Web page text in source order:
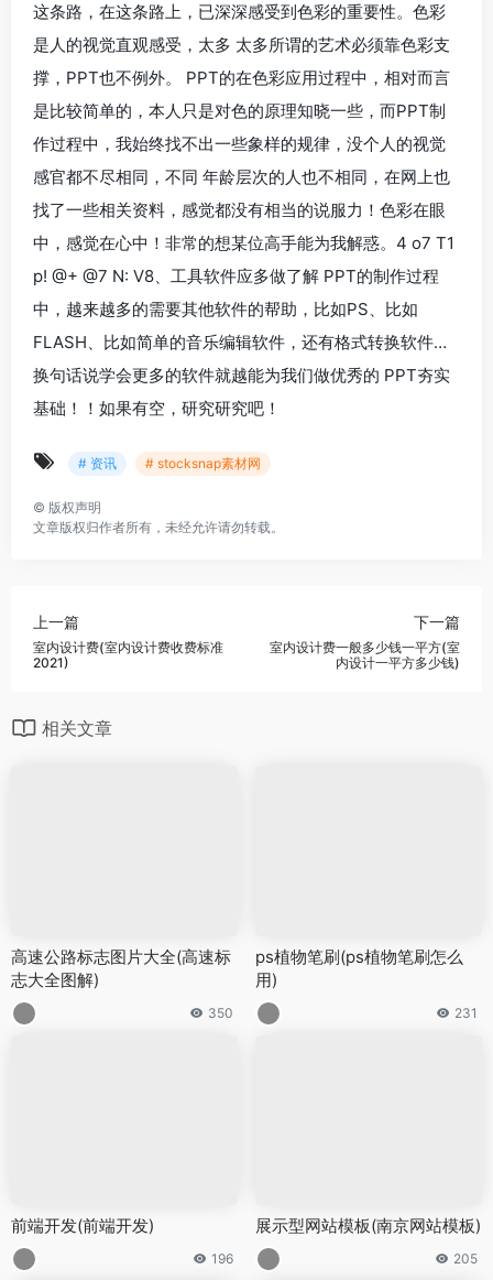
这条路，在这条路上，已深深感受到色彩的重要性。色彩
是人的视觉直观感受，太多 太多所谓的艺术必须靠色彩支
撑，PPT也不例外。 PPT的在色彩应用过程中，相对而言
是比较简单的，本人只是对色的原理知晓一些，而PPT制
作过程中，我始终找不出一些象样的规律，没个人的视觉
感官都不尽相同，不同 年龄层次的人也不相同，在网上也
找了一些相关资料，感觉都没有相当的说服力！色彩在眼
中，感觉在心中！非常的想某位高手能为我解惑。4 o7 T1
p! @+ @7 N: V8、工具软件应多做了解 PPT的制作过程
中，越来越多的需要其他软件的帮助，比如PS、比如
FLASH、比如简单的音乐编辑软件，还有格式转换软件…
换句话说学会更多的软件就越能为我们做优秀的 PPT夯实
基础！！如果有空，研究研究吧！
# 资讯 # stocksnap素材网
© 版权声明
文章版权归作者所有，未经允许请勿转载。
上一篇
室内设计费(室内设计费收费标准
2021)
下一篇
室内设计费一般多少钱一平方(室
内设计一平方多少钱)
相关文章
高速公路标志图片大全(高速标
志大全图解)
350
ps植物笔刷(ps植物笔刷怎么
用)
231
前端开发(前端开发)
196
展示型网站模板(南京网站模板)
205